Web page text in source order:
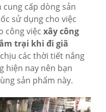
cấp dòng sản
sử dụng cho việc
công việc xây công
trại khi đi giã
chịu các thời tiết nắng
hiện nay nên bạn
sản phẩm này.